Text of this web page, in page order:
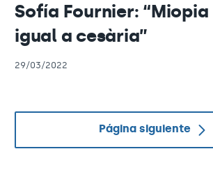
Sofía Fournier: “Miopia
igual a cesària”
29/03/2022
Página siguiente